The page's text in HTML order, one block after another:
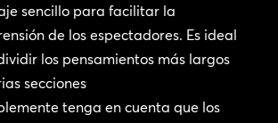
sencillo para facilitar la
de los espectadores. Es ideal
los pensamientos más largos
secciones
tenga en cuenta que los